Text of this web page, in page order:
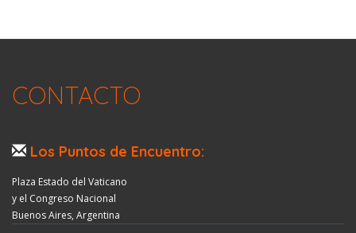
CONTACTO
Los Puntos de Encuentro:
Plaza Estado del Vaticano
y el Congreso Nacional
Buenos Aires, Argentina